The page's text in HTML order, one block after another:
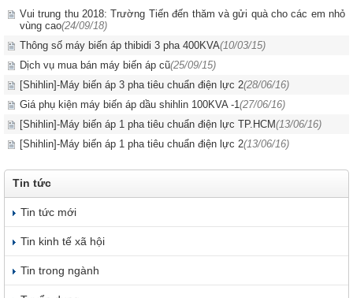
Vui trung thu 2018: Trường Tiến đến thăm và gửi quà cho các em nhỏ
vùng cao(24/09/18)
Thông số máy biến áp thibidi 3 pha 400KVA(10/03/15)
Dịch vụ mua bán máy biến áp cũ(25/09/15)
[Shihlin]-Máy biến áp 3 pha tiêu chuẩn điện lực 2(28/06/16)
Giá phụ kiện máy biến áp dầu shihlin 100KVA -1(27/06/16)
[Shihlin]-Máy biến áp 1 pha tiêu chuẩn điện lực TP.HCM(13/06/16)
[Shihlin]-Máy biến áp 1 pha tiêu chuẩn điện lực 2(13/06/16)
Tin tức
Tin tức mới
Tin kinh tế xã hội
Tin trong ngành